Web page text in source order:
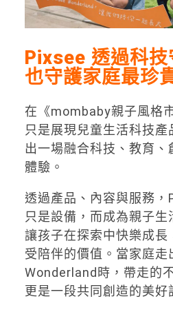
Pixsee 透過科技
也守護家庭最珍
在《mombaby親子風格
只是展現兒童生活科技產
出一場融合科技、教育、
體驗。
透過產品、內容與服務
只是設備，而成為親子生
讓孩子在探索中快樂成長
受陪伴的價值。當家庭走
Wonderland時，帶走的
更是一段共同創造的美好